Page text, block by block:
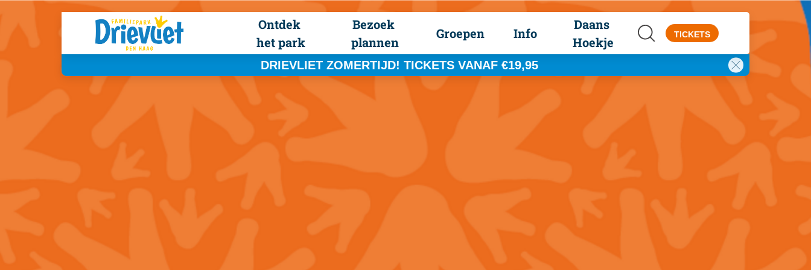
Ontdek
het park
Bezoek
plannen
Groepen Info
Daans
Hoekje
TICKETS
DRIEVLIET ZOMERTIJD! TICKETS VANAF €19,95